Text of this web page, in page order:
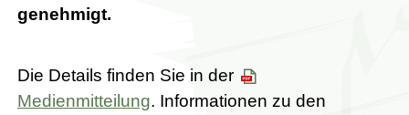
genehmigt.
Die Details finden Sie in der
Medienmitteilung. Informationen zu den